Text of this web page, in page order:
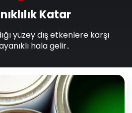
Katar
yüzey dış etkenlere karşı
hala gelir..